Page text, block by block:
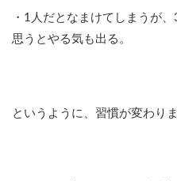
・1人だとなまけてしまうが
思うとやる気も出る。
というように、習慣が変わりま